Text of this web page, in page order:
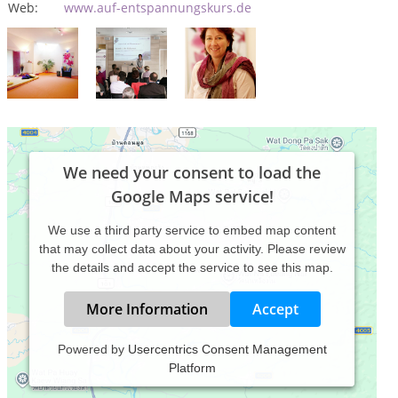
Web: www.auf-entspannungskurs.de
We need your consent to load the
Google Maps service!
We use a third party service to embed map content
that may collect data about your activity. Please review
the details and accept the service to see this map.
More Information Accept
Powered by Usercentrics Consent Management
Platform
Praxis für :